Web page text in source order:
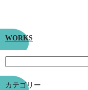
WORKS
カテゴリー